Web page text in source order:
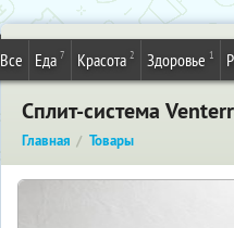
Все Еда 7 Красота 2 Здоровье 1
Сплит-система
Главная Товары